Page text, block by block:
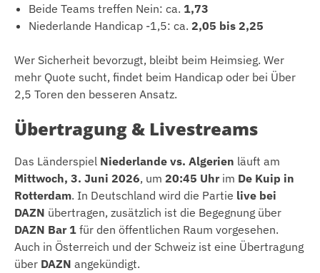
Beide Teams treffen Nein: ca. 1,73
Niederlande Handicap -1,5: ca. 2,05 bis 2,25
Wer Sicherheit bevorzugt, bleibt beim Heimsieg. Wer
mehr Quote sucht, findet beim Handicap oder bei Über
2,5 Toren den besseren Ansatz.
Übertragung & Livestreams
Das Länderspiel Niederlande vs. Algerien läuft am
Mittwoch, 3. Juni 2026, um 20:45 Uhr im De Kuip in
Rotterdam. In Deutschland wird die Partie live bei
DAZN übertragen, zusätzlich ist die Begegnung über
DAZN Bar 1 für den öffentlichen Raum vorgesehen.
Auch in Österreich und der Schweiz ist eine Übertragung
über DAZN angekündigt.